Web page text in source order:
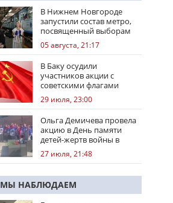
В Нижнем Новгороде
запустили состав метро,
посвященный выборам
05 августа, 21:17
В Баку осудили
участников акции с
советскими флагами
29 июля, 23:00
Ольга Демичева провела
акцию в День памяти
детей-жертв войны в
Донбассе
27 июля, 21:48
МЫ НАБЛЮДАЕМ